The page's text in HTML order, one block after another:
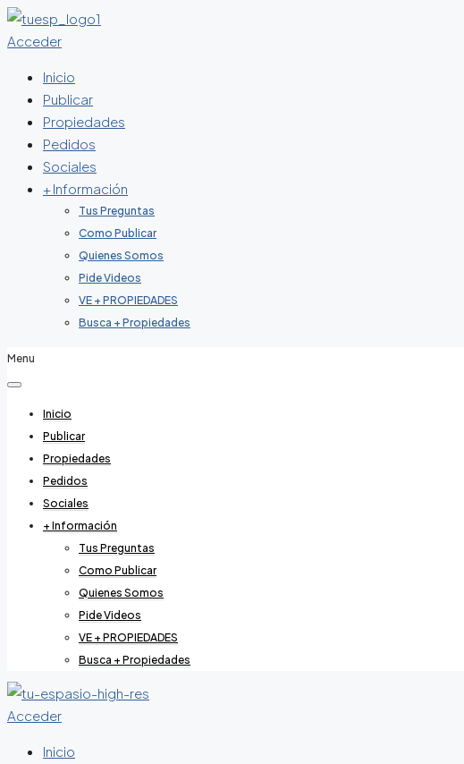
Acceder
Inicio
Publicar
Propiedades
Pedidos
Sociales
+ Información
Tus Preguntas
Como Publicar
Quienes Somos
Pide Videos
VE + PROPIEDADES
Busca + Propiedades
Menu
Inicio
Publicar
Propiedades
Pedidos
Sociales
+ Información
Tus Preguntas
Como Publicar
Quienes Somos
Pide Videos
VE + PROPIEDADES
Busca + Propiedades
Acceder
Inicio